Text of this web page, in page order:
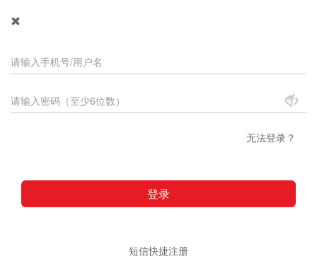
无法登录？
登录
短信快捷注册